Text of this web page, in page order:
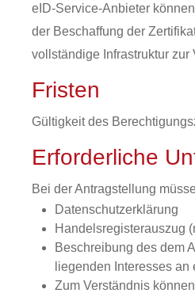
eID-Service-Anbieter
der Beschaffung der
vollständige Infrastruktur zur
Fristen
Gültigkeit des
Erforderliche
Bei der Antragstellung
Datenschutzerklärung
Handelsregisterauszug
Beschreibung des dem
liegenden Interesses
Zum Verständnis